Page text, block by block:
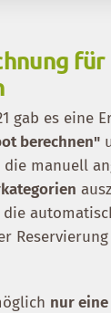
gab es eine
berechnen"
die manuell
nur